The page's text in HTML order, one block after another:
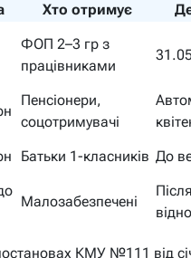
Хто отримує
ФОП 2–3 гр з
працівниками
Пенсіонери,
соцотримувачі
Батьки 1-класників До
Малозабезпечені
Після
КМУ №111 від